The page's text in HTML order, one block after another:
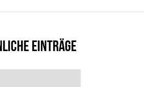
EINTRÄGE